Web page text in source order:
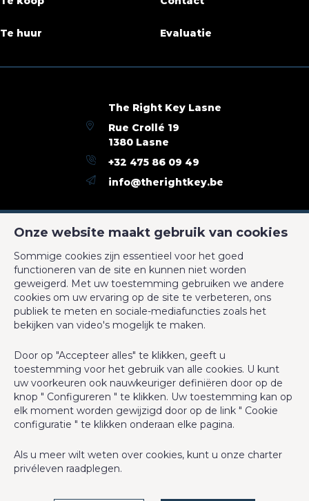
Beschikbaarheid
Gebouw
Aantal parking binnen
Naam, Categorie & Ligging
Verdiepingen - aantal
Basisuitrusting
Type verwarming (type (ind/coll)) individueel
Lift Ja
Type verwarming
Onze website maakt gebruik van cookies
Sommige cookies zijn essentieel voor het goed
functioneren van de site en kunnen niet worden
geweigerd. Met uw toestemming gebruiken we andere
cookies om uw ervaring op de site te verbeteren, ons
publiek te meten en sociale-mediafuncties zoals het
bekijken van video's mogelijk te maken.
Door op "Accepteer alles" te klikken, geeft u
toestemming voor het gebruik van alle cookies. U kunt
uw voorkeuren ook nauwkeuriger definiëren door op de
knop " Configureren " te klikken. Uw toestemming kan op
elk moment worden gewijzigd door op de link " Cookie
configuratie " te klikken onderaan elke pagina.
Als u meer wilt weten over cookies, kunt u onze charter
privéleven raadplegen.
Te huur Evaluatie
The Right Key Lasne
Rue Crollé 19
1380 Lasne
+32 475 86 09 49
info@therightkey.be
BIV-erkende vastgoedmakelaar-bemiddelaar in België, BIV N°
505.589 - Ondernemingsnummer : BTW BE0727 479 610
Toezichthoudende Autoriteit : Beroepinstituut van
Vastgoedmakelaars Luxemburgstraat, 16B - 1000 Brussel (+32 2
505 38 50 - info@biv.be) -www.biv.be-Deontologische code
BA en borgstelling via NV AXA Belgium, Troonplein 1, 1000
Brussel (polisnr. 730.390.160) Dekking geldt voor activiteiten die
in België worden uitgevoerd
Key-Max Properties SRL
Charles-Antoine Caeymaex